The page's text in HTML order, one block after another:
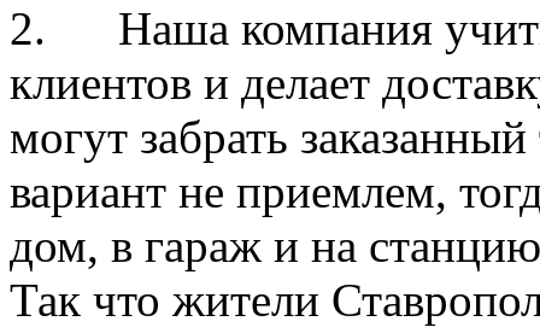
2. Наша компания
клиентов и делает
могут забрать
вариант не приемлем,
дом, в гараж и на
Так что жители